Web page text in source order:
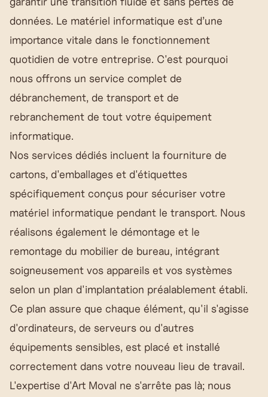
données. Le matériel informatique est d’une
importance vitale dans le fonctionnement
quotidien de votre entreprise. C'est pourquoi
nous offrons un service complet de
débranchement, de transport et de
rebranchement de tout votre équipement
informatique.
Nos services dédiés incluent la fourniture de
cartons, d'emballages et d'étiquettes
spécifiquement conçus pour sécuriser votre
matériel informatique pendant le transport. Nous
réalisons également le démontage et le
remontage du mobilier de bureau, intégrant
soigneusement vos appareils et vos systèmes
selon un plan d'implantation préalablement établi.
Ce plan assure que chaque élément, qu'il s'agisse
d'ordinateurs, de serveurs ou d'autres
équipements sensibles, est placé et installé
correctement dans votre nouveau lieu de travail.
L'expertise d'Art Moval ne s'arrête pas là; nous